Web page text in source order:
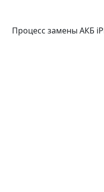
Процесс замены АКБ